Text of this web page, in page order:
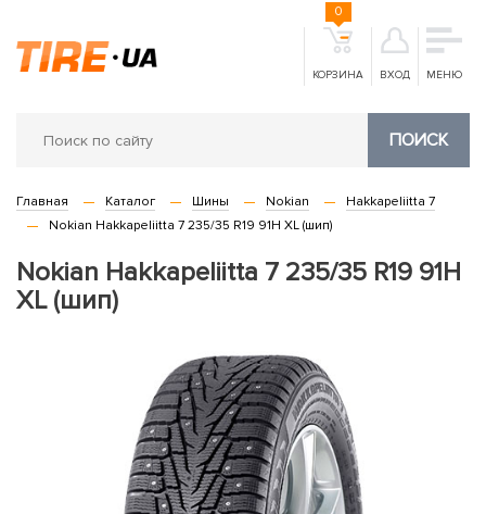
КОРЗИНА
0
ВХОД МЕНЮ
ПОИСК
Главная Каталог Шины Nokian
Hakkapeliitta 7
Nokian Hakkapeliitta 7 235/35 R19 91H XL (шип)
Nokian Hakkapeliitta 7 235/35 R19 91H
XL (шип)